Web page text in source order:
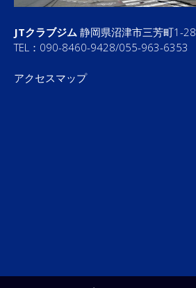
JTクラブジム 静岡県沼津市三芳町1-28
TEL：090-8460-9428/055-963-6353
アクセスマップ